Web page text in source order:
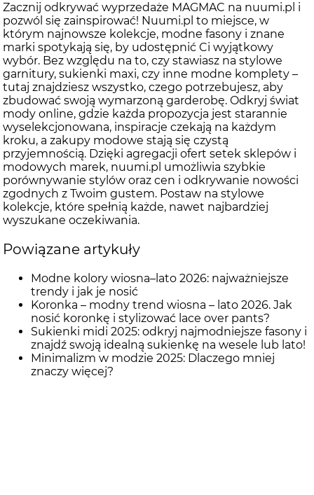
Zacznij odkrywać wyprzedaże MAGMAC na nuumi.pl i
pozwól się zainspirować! Nuumi.pl to miejsce, w
którym najnowsze kolekcje, modne fasony i znane
marki spotykają się, by udostępnić Ci wyjątkowy
wybór. Bez względu na to, czy stawiasz na stylowe
garnitury, sukienki maxi, czy inne modne komplety –
tutaj znajdziesz wszystko, czego potrzebujesz, aby
zbudować swoją wymarzoną garderobę. Odkryj świat
mody online, gdzie każda propozycja jest starannie
wyselekcjonowana, inspiracje czekają na każdym
kroku, a zakupy modowe stają się czystą
przyjemnością. Dzięki agregacji ofert setek sklepów i
modowych marek, nuumi.pl umożliwia szybkie
porównywanie stylów oraz cen i odkrywanie nowości
zgodnych z Twoim gustem. Postaw na stylowe
kolekcje, które spełnią każde, nawet najbardziej
wyszukane oczekiwania.
Powiązane artykuły
Modne kolory wiosna–lato 2026: najważniejsze
trendy i jak je nosić
Koronka – modny trend wiosna – lato 2026. Jak
nosić koronkę i stylizować lace over pants?
Sukienki midi 2025: odkryj najmodniejsze fasony i
znajdź swoją idealną sukienkę na wesele lub lato!
Minimalizm w modzie 2025: Dlaczego mniej
znaczy więcej?